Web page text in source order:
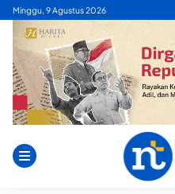
Skip
content
Minggu, 9 Agustus 2026